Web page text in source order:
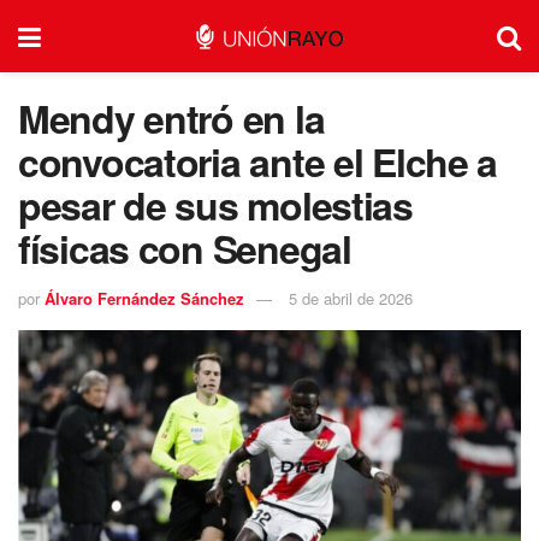
Mendy entró en la
convocatoria ante el Elche a
pesar de sus molestias
físicas con Senegal
por Álvaro Fernández Sánchez 5 de abril de 2026